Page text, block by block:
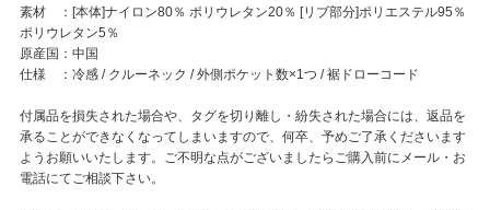
素材 ：[本体]ナイロン80％ ポリウレタン20％ [リブ部分]ポリエステル95％
ポリウレタン5％
原産国：中国
仕様 ：冷感 / クルーネック / 外側ポケット数×1つ / 裾ドローコード
付属品を損失された場合や、タグを切り離し・紛失された場合には、返品を
承ることができなくなってしまいますので、何卒、予めご了承くださいます
ようお願いいたします。ご不明な点がございましたらご購入前にメール・お
電話にてご相談下さい。